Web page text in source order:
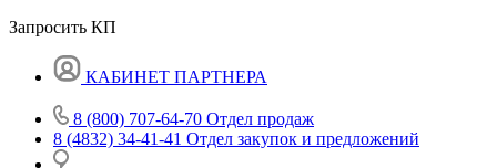
Запросить КП
КАБИНЕТ ПАРТНЕРА
8 (800) 707-64-70 Отдел продаж
8 (4832) 34-41-41 Отдел закупок и предложений